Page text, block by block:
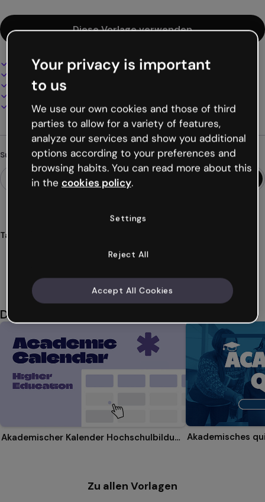
Diese Vorlage verwenden
Interaktives und animiertes Design
100% anpassbar
Audio, Video und Multimedia hinzufügen
Als PDF, MP4 und andere Formate herunterladen
Suchst du etwas anderes?
Tags
Mehr anzeigen (30)
Das könnte dir auch gefallen
Akademischer Kalender Hochschulbildung Akademisches
Zu allen Vorlagen
Your privacy is important
to us
We use our own cookies and those of third
parties to allow for a variety of features,
analyze our services and show you additional
options according to your preferences and
browsing habits. You can read more about this
in the cookies policy.
Settings
Reject All
Accept All Cookies